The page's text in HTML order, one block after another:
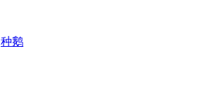
种鹅